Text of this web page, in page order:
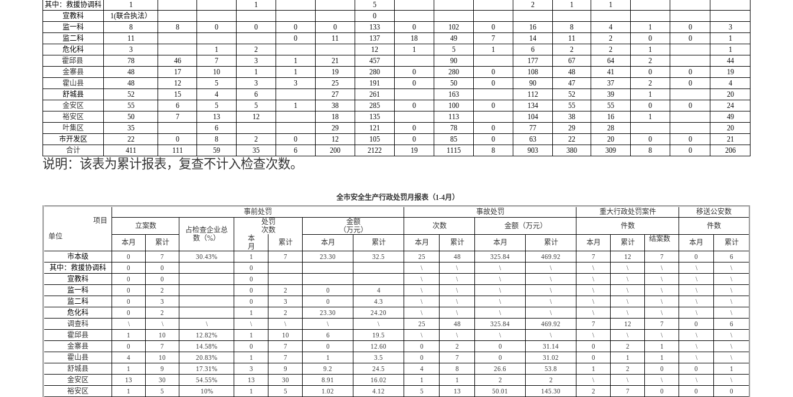
其中：救援协调科
1 1 5 2 1
1
宣教科
1(联合执法）
0
监一科
8 8 0 0 0 0 133 0 102 0 16 8 4 1 0
3
监二科
11 0 11 137 18 49 7 14 11 2 0 0
1
危化科
3 1 2 12 1 5 1 6 2 2 1
1
霍邱县
78 46 7 3 1 21 457 90 177 67 64 2
44
金寨县
48 17 10 1 1 19 280 0 280 0 108 48 41 0 0
19
霍山县
48 12 5 3 3 25 191 0 50 0 90 47 37 2 0
4
舒城县
52 15 4 6 27 261 163 112 52 39 1
20
金安区
55 6 5 5 1 38 285 0 100 0 134 55 55 0 0
24
裕安区
50 7 13 12 18 135 113 104 38 16 1
49
叶集区
35 6 29 121 0 78 0 77 29 28
20
市开发区
22 0 8 2 0 12 105 0 85 0 63 22 20 0 0
21
合计
411 111 59 35 6 200 2122 19 1115 8 903 380 309 8 0 206
说明：该表为累计报表，复查不计入检查次数。
全市安全生产行政处罚月报表（1-4月）
项目
单位
事前处罚 事故处罚 重大行政处罚案件
移送公安数
立案数
占检查企业总
数（%）
处罚
次数
金额
（万元）
次数 金额（万元） 件数
件数
本月
累计
本
月
累计 本月 累计 本月 累计 本月 累计 本月 累计 结案数 本月
累计
市本级
0 7 30.43% 1 7 23.30 32.5 25 48 325.84 469 .92 7 12 7 0 6
其中：救援协调科 0 0 0 \ \ \ \ \ \ \ \ \
宣教科 0 0 0 \ \ \ \ \ \ \ \ \
监一科 0 2 0 2 0 4 \ \ \ \ \ \ \ \ \
监二科 0 3 0 3 0 4.3 \ \ \ \ \ \ \ \ \
危化科 0 2 1 2 23.30 24.20 \ \ \ \ \ \ \ \ \
调查科 \ \ \ \ \ \ \ 25 48 325.84 469 .92 7 12 7 0 6
霍邱县 1 10 12.82% 1 10 6 19.5 \ \ \ \ \ \ \ \ \
金寨县 0 7 14.58% 0 7 0 12.60 0 2 0 31.14 0 2 1 \ \
霍山县 4 10 20.83% 1 7 1 3.5 0 7 0 31.02 0 1 1 \ \
舒城县 1 9 17.31% 3 9 9.2 24.5 4 8 26.6 53.8 1 2 0 0 1
金安区 13 30 54.55% 13 30 8.91 16.02 1 1 2 2 \ \ \ \ \
裕安区 1 5 10% 1 5 1.02 4.12 5 13 50.01 145.30 2 7 0 0 0